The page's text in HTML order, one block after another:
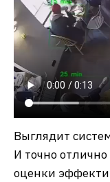
Выглядит
И точно
оценки